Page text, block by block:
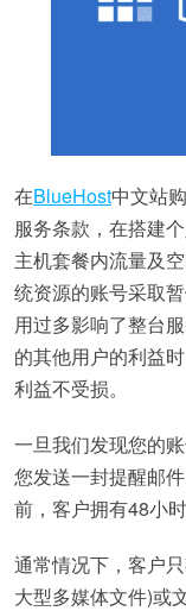
在BlueHost中文站
服务条款，在搭建
主机套餐内流量及
统资源的账号采取
用过多影响了整台
的其他用户的利益
利益不受损。
一旦我们发现您的
您发送一封提醒邮
前，客户拥有48小
通常情况下，客户
大型多媒体文件)或